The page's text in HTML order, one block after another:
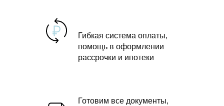
Гибкая система оплаты,
помощь в оформлении
рассрочки и ипотеки
Готовим все документы,